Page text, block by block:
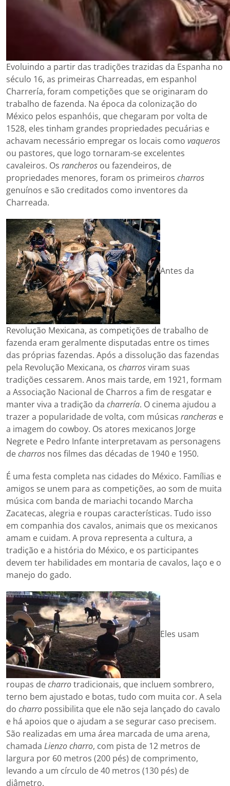
Evoluindo a partir das tradições trazidas da Espanha no
século 16, as primeiras Charreadas, em espanhol
Charrería, foram competições que se originaram do
trabalho de fazenda. Na época da colonização do
México pelos espanhóis, que chegaram por volta de
1528, eles tinham grandes propriedades pecuárias e
achavam necessário empregar os locais como vaqueros
ou pastores, que logo tornaram-se excelentes
cavaleiros. Os rancheros ou fazendeiros, de
propriedades menores, foram os primeiros charros
genuínos e são creditados como inventores da
Charreada.
Antes da
Revolução Mexicana, as competições de trabalho de
fazenda eram geralmente disputadas entre os times
das próprias fazendas. Após a dissolução das fazendas
pela Revolução Mexicana, os charrosviram suas
tradições cessarem. Anos mais tarde, em 1921, formam
a Associação Nacional de Charros a fim de resgatar e
manter viva a tradição da charrería. O cinema ajudou a
trazer a popularidade de volta, com músicas rancheras e
a imagem do cowboy. Os atores mexicanos Jorge
Negrete e Pedro Infante interpretavam as personagens
decharros nos filmes das décadas de 1940 e 1950.
É uma festa completa nas cidades do México. Famílias e
amigos se unem para as competições, ao som de muita
música com banda de mariachi tocando Marcha
Zacatecas, alegria e roupas características. Tudo isso
em companhia dos cavalos, animais que os mexicanos
amam e cuidam. A prova representa a cultura, a
tradição e a história do México, e os participantes
devem ter habilidades em montaria de cavalos, laço e o
manejo do gado.
Eles usam
roupas decharrotradicionais, que incluem sombrero,
terno bem ajustado e botas, tudo com muita cor. A sela
do charro possibilita que ele não seja lançado do cavalo
e há apoios que o ajudam a se segurar caso precisem.
São realizadas em uma área marcada de uma arena,
chamada Lienzo charro, com pista de 12 metros de
largura por 60 metros (200 pés) de comprimento,
levando a um círculo de 40 metros (130 pés) de
diâmetro.